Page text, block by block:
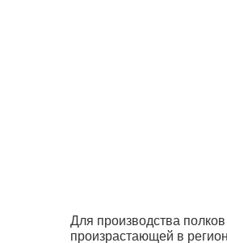
Для производства
произрастающей в